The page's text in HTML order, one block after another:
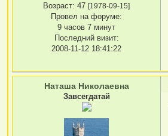
Возраст: 47[1978-09-15]
Провел на форуме:
9 часов 7 минут
Последний визит:
2008-11-12 18:41:22
Наташа Николаевна
Завсегдатай